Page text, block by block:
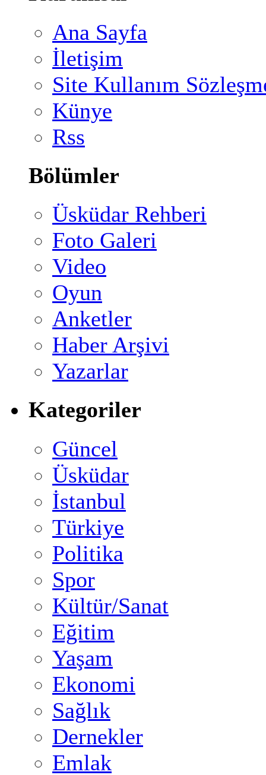
Ana Sayfa
İletişim
Site Kullanım
Künye
Rss
Bölümler
Üsküdar Rehberi
Foto Galeri
Video
Oyun
Anketler
Haber Arşivi
Yazarlar
Kategoriler
Güncel
Üsküdar
İstanbul
Türkiye
Politika
Spor
Kültür/Sanat
Eğitim
Yaşam
Ekonomi
Sağlık
Dernekler
Emlak